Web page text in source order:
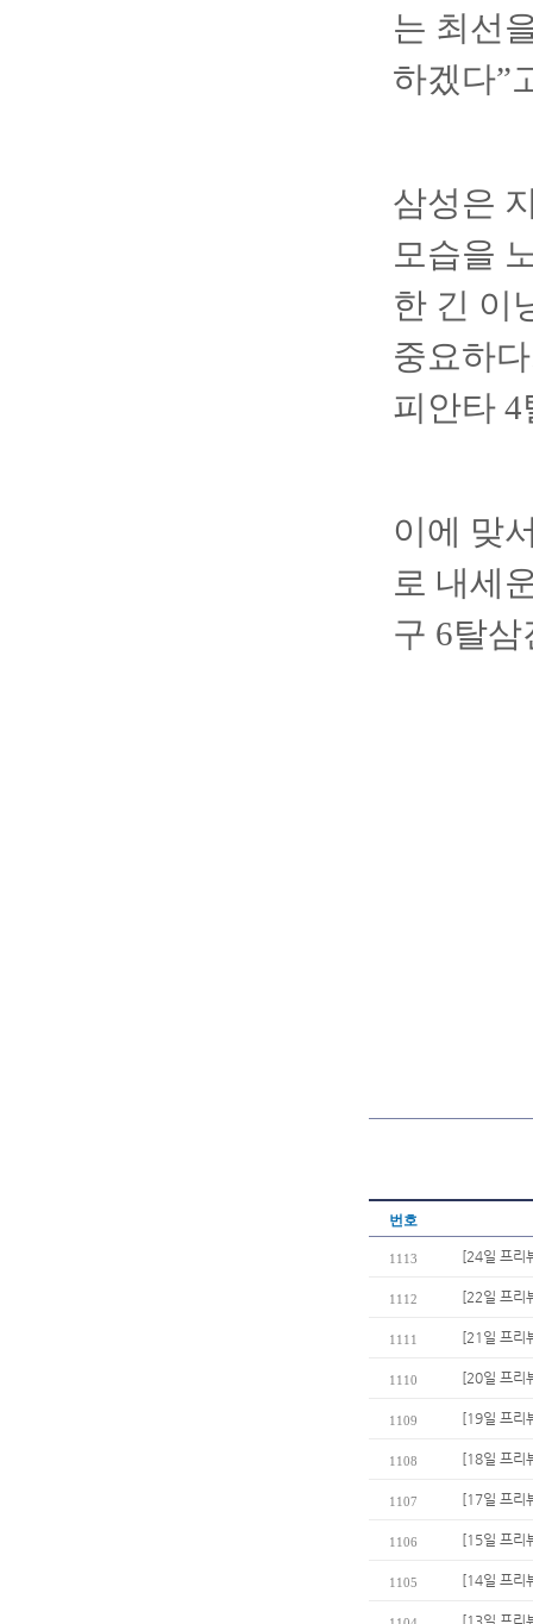
는 최선
하겠다”
삼성은
모습을
한 긴 이
중요하
피안타
이에 맞
로 내세
구 6탈
번호
1113 [24일 프리
1112 [22일 프리
1111 [21일 프리
1110 [20일 프리
1109 [19일 프리
1108 [18일 프리
1107 [17일 프리
1106 [15일 프리
1105 [14일 프리
[13일 프리